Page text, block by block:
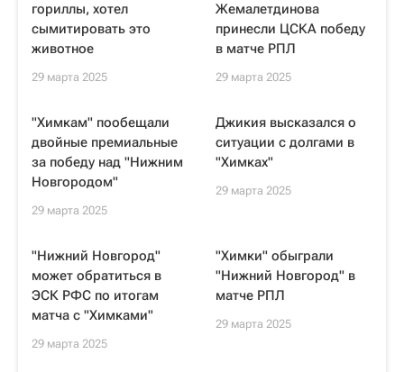
гориллы, хотел
сымитировать это
животное
29 марта 2025
Жемалетдинова
принесли ЦСКА победу
в матче РПЛ
29 марта 2025
"Химкам" пообещали
двойные премиальные
за победу над "Нижним
Новгородом"
29 марта 2025
Джикия высказался о
ситуации с долгами в
"Химках"
29 марта 2025
"Нижний Новгород"
может обратиться в
ЭСК РФС по итогам
матча с "Химками"
29 марта 2025
"Химки" обыграли
"Нижний Новгород" в
матче РПЛ
29 марта 2025